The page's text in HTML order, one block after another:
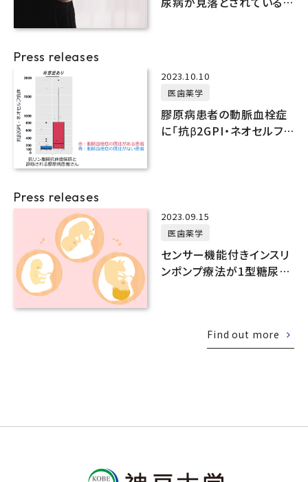
Press releases
2023.10.10
医歯薬学
膠原病患者の動脈血栓症
に「抗β2GPI・ネオセルフ
Press releases
2023.09.15
医歯薬学
センサー機能付きインスリ
ンポンプ療法が1型糖尿病
Find out more